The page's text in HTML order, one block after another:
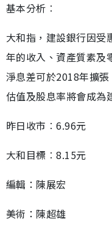
基本分析︰
大和指，建設銀行因受
年的收入、資產質素及
淨息差可於2018年擴
估值及股息率將會成為
昨日收市︰6.96元
大和目標︰8.15元
編輯：陳展宏
美術：陳超雄